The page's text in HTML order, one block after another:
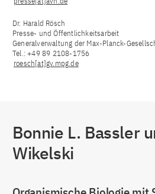
Dr. Harald Rösch
Presse- und Öffentlichkeitsarbeit
Generalverwaltung der Max-Planck-
Tel.: +49 89 2108-1756
roesch[at]gv.mpg.de
Bonnie L. Bassler
Wikelski